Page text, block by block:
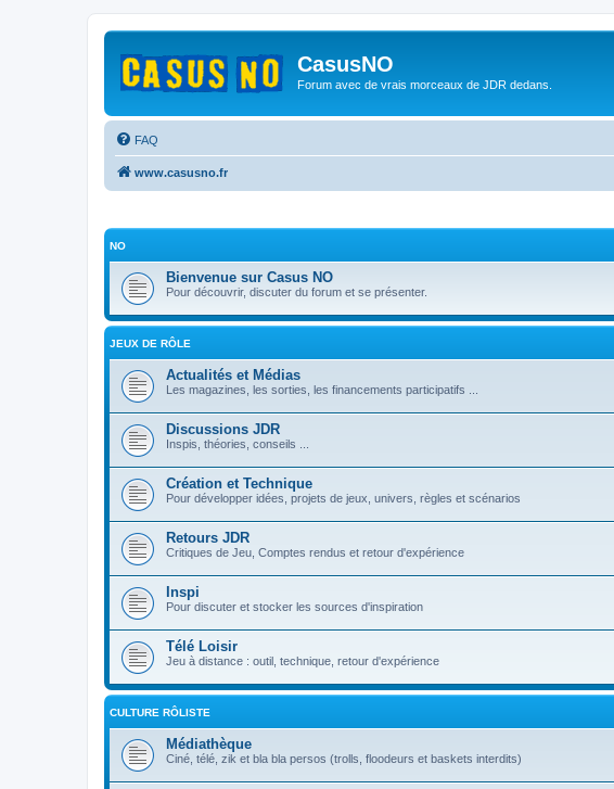
CasusNO
Forum avec de vrais morceaux de JDR dedans.
FAQ
www.casusno.fr
NO
Bienvenue sur Casus NO
Pour découvrir, discuter du forum et se présenter.
JEUX DE RÔLE
Actualités et Médias
Les magazines, les sorties, les financements participatifs ...
Discussions JDR
Inspis, théories, conseils ...
Création et Technique
Pour développer idées, projets de jeux, univers, règles et scénarios
Retours JDR
Critiques de Jeu, Comptes rendus et retour d'expérience
Inspi
Pour discuter et stocker les sources d'inspiration
Télé Loisir
Jeu à distance : outil, technique, retour d'expérience
CULTURE RÔLISTE
Médiathèque
Ciné, télé, zik et bla bla persos (trolls, floodeurs et baskets interdits)